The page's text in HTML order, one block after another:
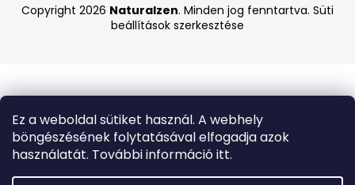
Ez a weboldal sütiket használ. A webhely
böngészésének folytatásával elfogadja azok
használatát. További információ itt.
á
u
k
BEAUTY
OF
JOSEON
Copyright 2026 Naturalzen. Minden jog fenntartva. Süti
beállítások szerkesztése